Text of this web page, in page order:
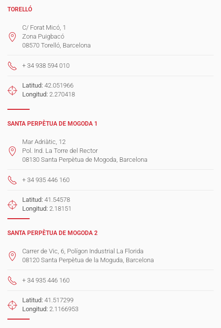
TORELLÓ
C/ Forat Micó, 1
Zona Puigbacó
08570 Torelló, Barcelona
+ 34 938 594 010
Latitud: 42.051966
Longitud: 2.270418
SANTA PERPÈTUA DE MOGODA 1
Mar Adriàtic, 12
Pol. Ind. La Torre del Rector
08130 Santa Perpètua de Mogoda, Barcelona
+ 34 935 446 160
Latitud: 41.54578
Longitud: 2.18151
SANTA PERPÈTUA DE MOGODA 2
Carrer de Vic, 6, Polígon Industrial La Florida
08120 Santa Perpètua de la Moguda, Barcelona
+ 34 935 446 160
Latitud: 41.517299
Longitud: 2.1166953